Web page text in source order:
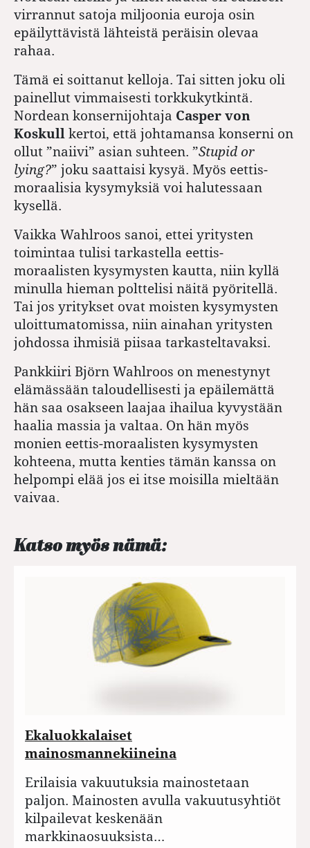
virrannut satoja miljoonia euroja osin
epäilyttävistä lähteistä peräisin olevaa
rahaa.
Tämä ei soittanut kelloja. Tai sitten joku oli
painellut vimmaisesti torkkukytkintä.
Nordean konsernijohtaja Casper von
Koskull kertoi, että johtamansa konserni on
ollut ”naiivi” asian suhteen. ”Stupid or
lying?” joku saattaisi kysyä. Myös eettis-
moraalisia kysymyksiä voi halutessaan
kysellä.
Vaikka Wahlroos sanoi, ettei yritysten
toimintaa tulisi tarkastella eettis-
moraalisten kysymysten kautta, niin kyllä
minulla hieman polttelisi näitä pyöritellä.
Tai jos yritykset ovat moisten kysymysten
uloittumatomissa, niin ainahan yritysten
johdossa ihmisiä piisaa tarkasteltavaksi.
Pankkiiri Björn Wahlroos on menestynyt
elämässään taloudellisesti ja epäilemättä
hän saa osakseen laajaa ihailua kyvystään
haalia massia ja valtaa. On hän myös
monien eettis-moraalisten kysymysten
kohteena, mutta kenties tämän kanssa on
helpompi elää jos ei itse moisilla mieltään
vaivaa.
Katso myös nämä:
Ekaluokkalaiset
mainosmannekiineina
Erilaisia vakuutuksia mainostetaan
paljon. Mainosten avulla vakuutusyhtiöt
kilpailevat keskenään
markkinaosuuksista…